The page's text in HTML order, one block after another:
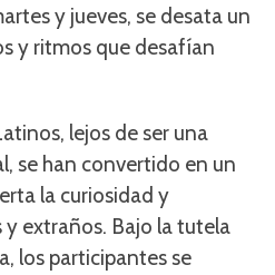
y jueves, se desata un
y ritmos que desafían
lejos de ser una
se han convertido en un
la curiosidad y
extraños. Bajo la tutela
los participantes se